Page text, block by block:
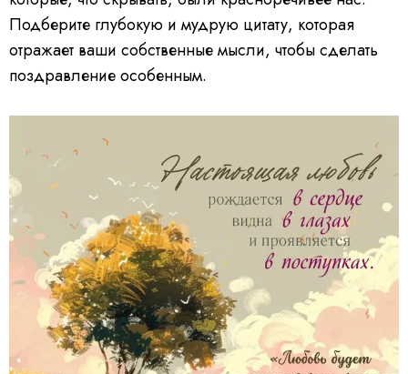
Подберите глубокую и мудрую цитату, которая
отражает ваши собственные мысли, чтобы сделать
поздравление особенным.